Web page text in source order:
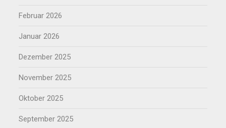
Februar 2026
Januar 2026
Dezember 2025
November 2025
Oktober 2025
September 2025